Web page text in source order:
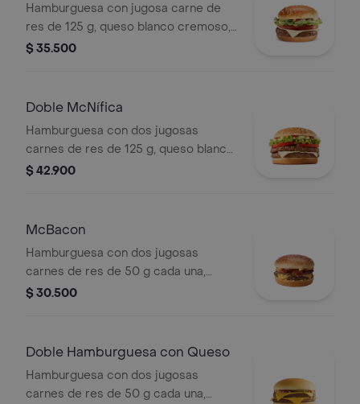
Hamburguesa con jugosa carne de
res de 125 g, queso blanco cremoso,
cebolla, tomate fresco, lechuga, salsa
$ 35.500
Doble McNífica
Hamburguesa con dos jugosas
carnes de res de 125 g, queso blanco
cremoso, cebolla, tomate fresco,
$ 42.900
McBacon
Hamburguesa con dos jugosas
carnes de res de 50 g cada una,
tocineta ahumada, cebolla, queso
$ 30.500
Doble Hamburguesa con Queso
Hamburguesa con dos jugosas
carnes de res de 50 g cada una,